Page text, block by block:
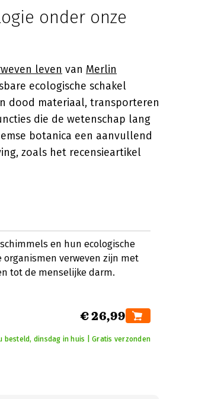
onder onze
leven van Merlin
ecologische schakel
dood materiaal, transporteren
die de wetenschap lang
botanica een aanvullend
zoals het recensieartikel
en hun ecologische
organismen verweven zijn met
tot de menselijke darm.
€ 26,99
besteld, dinsdag in huis | Gratis verzonden